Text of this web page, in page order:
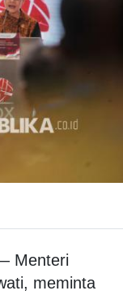
Menteri
meminta